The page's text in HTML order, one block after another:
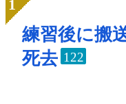
練習後に搬
死去 122